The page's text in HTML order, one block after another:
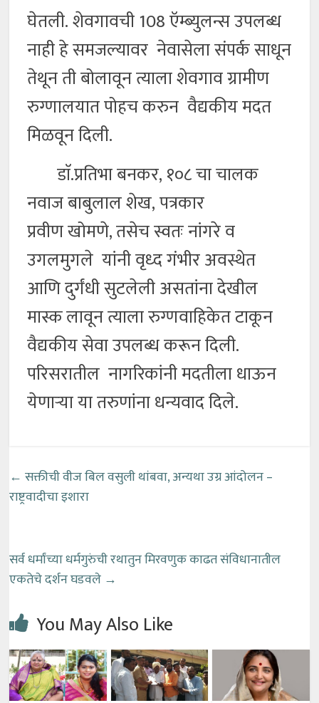
घेतली. शेवगावची 108 ऍम्ब्युलन्स उपलब्ध
नाही हे समजल्यावर नेवासेला संपर्क साधून
तेथून ती बोलावून त्याला शेवगाव ग्रामीण
रुग्णालयात पोहच करुन वैद्यकीय मदत
मिळवून दिली.
डाॅ.प्रतिभा बनकर, १०८ चा चालक
नवाज बाबुलाल शेख, पत्रकार
प्रवीण खोमणे, तसेच स्वतः नांगरे व
उगलमुगले यांनी वृध्द गंभीर अवस्थेत
आणि दुर्गंधी सुटलेली असतांना देखील
मास्क लावून त्याला रुग्णवाहिकेत टाकून
वैद्यकीय सेवा उपलब्ध करून दिली.
परिसरातील नागरिकांनी मदतीला धाऊन
येणाऱ्या या तरुणांना धन्यवाद दिले.
← सक्तीची वीज बिल वसुली थांबवा, अन्यथा उग्र आंदोलन –
राष्ट्रवादीचा इशारा
सर्व धर्मांच्या धर्मगुरुंची रथातुन मिरवणुक काढत संविधानातील
एकतेचे दर्शन घडवले →
You May Also Like